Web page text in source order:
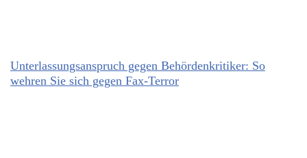
Unterlassungsanspruch gegen Behördenkritiker: So
wehren Sie sich gegen Fax-Terror